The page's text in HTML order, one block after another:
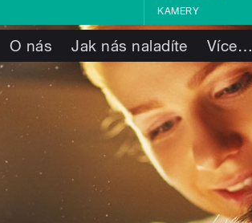
KAMERY
O nás Jak nás naladíte Více…